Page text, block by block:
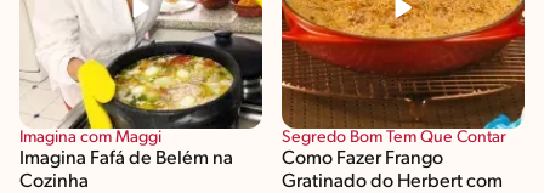
Imagina com Maggi
Imagina Fafá de Belém na
Cozinha
Segredo Bom Tem Que Contar
Como Fazer Frango
Gratinado do Herbert com